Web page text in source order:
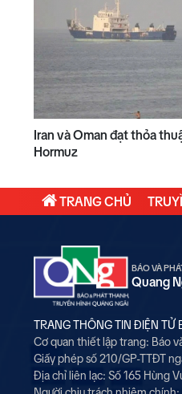
Iran và Oman đạt thỏa
Hormuz
TRANG CHỦ
BÁO VÀ
Quang
TRANG THÔNG TIN ĐIỆN TỬ
Cơ quan thiết lập trang: Báo
Giấy phép số 210/GP-TTĐT
Địa chỉ liên lạc: Số 165 Hùng